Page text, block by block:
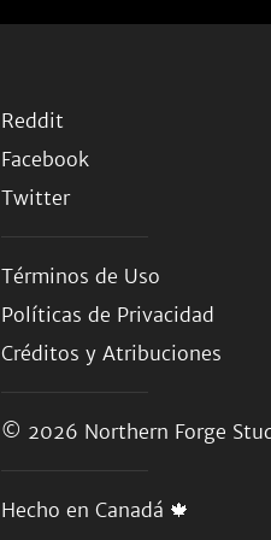
Reddit
Facebook
Twitter
Términos de Uso
Políticas de Privacidad
Créditos y Atribuciones
© 2026 Northern Forge
Hecho en Canadá 🍁